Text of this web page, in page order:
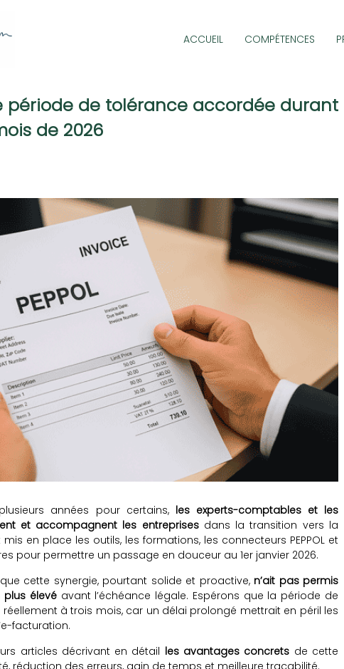
ACCUEIL COMPÉTENCES
période de tolérance accordée durant
de 2026
années pour certains, les experts-comptables et les
et accompagnent les entreprisesdans la transition vers la
en place les outils, les formations, les connecteurs PEPPOL et
pour permettre un passage en douceur au 1er janvier 2026.
cette synergie, pourtant solide et proactive, n’ait pas permis
plus élevéavant l’échéance légale. Espérons que la période de
à trois mois, car un délai prolongé mettrait en péril les
facturation.
articles décrivant en détail les avantages concrets de cette